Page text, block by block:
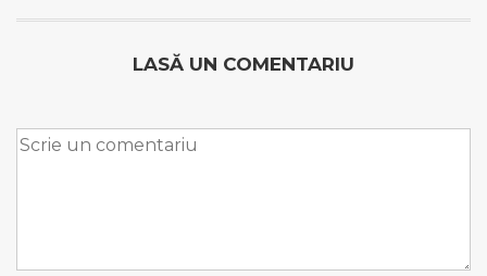
LASĂ UN COMENTARIU